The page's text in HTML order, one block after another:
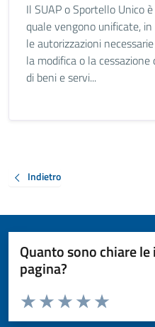
Il SUAP o Sportello Unico
quale vengono unificate,
le autorizzazioni
la modifica o la
di beni e servi...
Indietro
Quanto sono chiare
pagina?
Valuta da 1 a 5 stelle la pagina
Valuta 5
Valuta 4 stelle
Valuta 3 stelle su 5
Valuta 2 stelle su 5
Valuta 1 stelle su 5